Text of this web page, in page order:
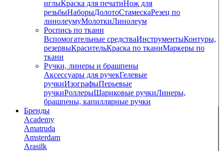
иглыКраска для печатиНож для
резьбыНаборыДолотоСтамескаРезец по
линолеумуМолоткиЛинолеум
Роспись по ткани
Вспомогательные средстваИнструментыКонтуры,
резервыКрасительКраска по тканиМаркеры по
ткани
Ручки, линеры и брашпены
Аксессуары для ручекГелевые
ручкиИзографыПерьевые
ручкиРоллерыШариковые ручкиЛинеры,
брашпены, капиллярные ручки
Бренды
Academy
Amatruda
Amsterdam
Arasilk